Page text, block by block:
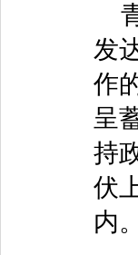
发
作
呈
持
伏
内。